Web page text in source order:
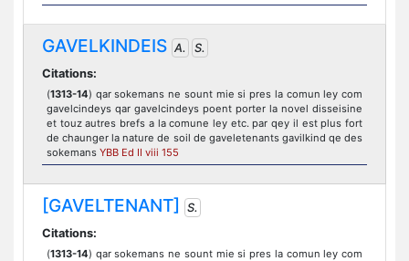
GAVELKINDEIS A.
S.
Citations:
(1313-14) qar sokemans ne sount mie si pres la comun ley com
gavelcindeys qar gavelcindeys poent porter la novel disseisine
et touz autres brefs a la comune ley etc. par qey il est plus fort
de chaunger la nature de soil de gaveletenants gavilkind qe des
sokemans YBB Ed II viii 155
[GAVELTENANT]
S.
Citations:
(1313-14) qar sokemans ne sount mie si pres la comun ley com